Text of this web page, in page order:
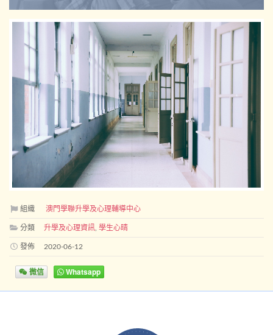
組織 澳門學聯升學及心理輔導中心
分類 升學及心理資訊 學生心晴
發佈 2020-06-12
微信 Whatsapp